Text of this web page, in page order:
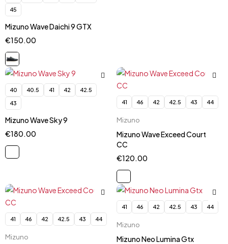
45
Mizuno Wave Daichi 9 GTX
€150.00
40 40.5 41 42
42.5
43
Mizuno Wave Sky 9
€180.00
41 46 42 42.5 43 44
Mizuno
Mizuno Wave Exceed Court
CC
€120.00
41 46 42 42.5 43 44
Mizuno
41 46 42 42.5 43 44
Mizuno
Mizuno Neo Lumina Gtx